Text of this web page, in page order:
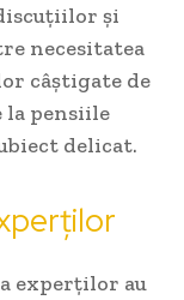
și
necesitatea
câștigate de
pensiile
delicat.
experților au